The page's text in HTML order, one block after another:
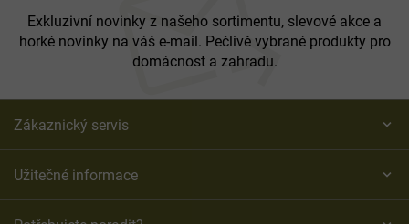
Exkluzivní novinky z našeho sortimentu, slevové akce a
horké novinky na váš e-mail. Pečlivě vybrané produkty pro
domácnost a zahradu.
Zákaznický servis
Užitečné informace